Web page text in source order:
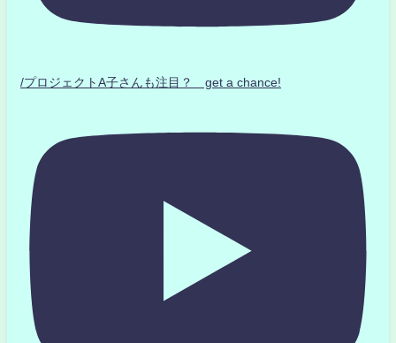
/プロジェクトA子さんも注目？ get a chance!